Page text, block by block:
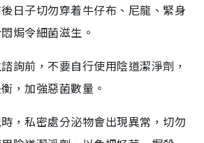
日子切勿穿着牛仔布、尼龍、緊身
焗令細菌滋生。
詢前，不要自行使用陰道潔淨劑，
，加強惡菌數量。
，私密處分泌物會出現異常，切勿